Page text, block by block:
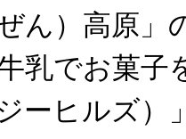
ん）高原
乳でお菓子
ーヒルズ）